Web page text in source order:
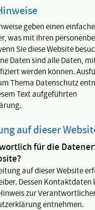
geben einen
was mit Ihren
Sie diese Website
Daten sind alle Daten,
werden können.
Thema Datenschutz
Text aufgeführten
auf dieser
für die
auf dieser Website
Dessen Kontaktdaten
zur
entnehmen.